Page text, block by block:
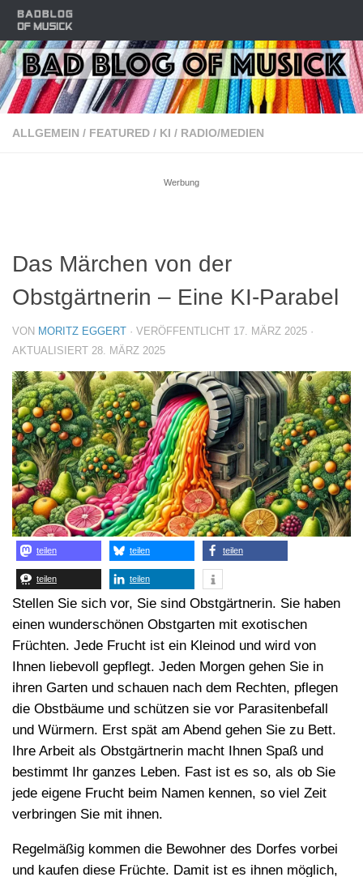
Zum Inhalt springen
ALLGEMEIN / FEATURED / KI / RADIO/MEDIEN
Werbung
Das Märchen von der
Obstgärtnerin – Eine KI-Parabel
VON MORITZ EGGERT · VERÖFFENTLICHT 17. MÄRZ 2025 ·
AKTUALISIERT 28. MÄRZ 2025
teilen teilen teilen
teilen teilen
Stellen Sie sich vor, Sie sind Obstgärtnerin. Sie haben
einen wunderschönen Obstgarten mit exotischen
Früchten. Jede Frucht ist ein Kleinod und wird von
Ihnen liebevoll gepflegt. Jeden Morgen gehen Sie in
ihren Garten und schauen nach dem Rechten, pflegen
die Obstbäume und schützen sie vor Parasitenbefall
und Würmern. Erst spät am Abend gehen Sie zu Bett.
Ihre Arbeit als Obstgärtnerin macht Ihnen Spaß und
bestimmt Ihr ganzes Leben. Fast ist es so, als ob Sie
jede eigene Frucht beim Namen kennen, so viel Zeit
verbringen Sie mit ihnen.
Regelmäßig kommen die Bewohner des Dorfes vorbei
und kaufen diese Früchte. Damit ist es ihnen möglich,